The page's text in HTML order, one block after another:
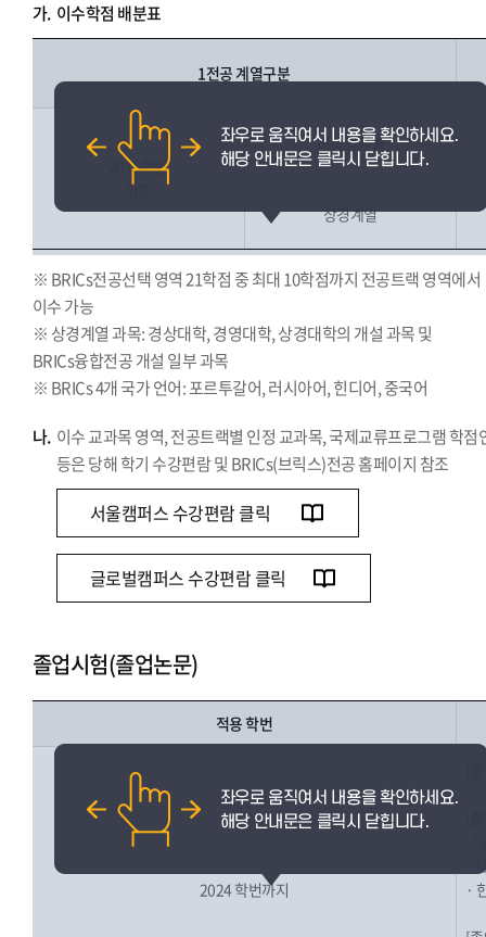
가. 이수학점 배분표
1전공 계열구분
2015학번
이후
비상경계열
상경계열
※ BRICs전공선택 영역 21학점 중 최대 10학점까지 전공트랙 영역에서
이수 가능
※ 상경계열 과목: 경상대학, 경영대학, 상경대학의 개설 과목 및
BRICs융합전공 개설 일부 과목
※ BRICs 4개 국가 언어: 포르투갈어, 러시아어, 힌디어, 중국어
나. 이수 교과목 영역, 전공트랙별 인정 교과목, 국제교류프로그램 학점
등은 당해 학기 수강편람 및 BRICs(브릭스)전공 홈페이지 참조
서울캠퍼스 수강편람 클릭
글로벌캠퍼스 수강편람 클릭
졸업시험(졸업논문)
적용 학번
2024 학번까지
·